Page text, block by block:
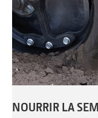
NOURRIR LA